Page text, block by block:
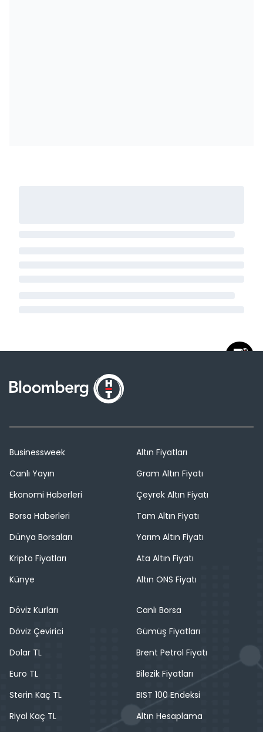
Businessweek
Canlı Yayın
Ekonomi Haberleri
Borsa Haberleri
Dünya Borsaları
Kripto Fiyatları
Künye
Altın Fiyatları
Gram Altın Fiyatı
Çeyrek Altın Fiyatı
Tam Altın Fiyatı
Yarım Altın Fiyatı
Ata Altın Fiyatı
Altın ONS Fiyatı
Döviz Kurları
Döviz Çevirici
Dolar TL
Euro TL
Sterin Kaç TL
Riyal Kaç TL
Canlı Borsa
Gümüş Fiyatları
Brent Petrol Fiyatı
Bilezik Fiyatları
BIST 100 Endeksi
Altın Hesaplama